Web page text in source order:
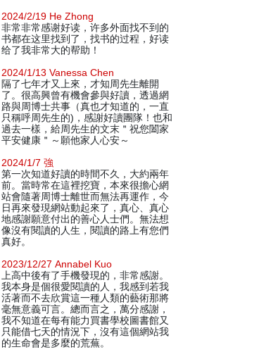
2024/2/19 He Zhong
非常非常感谢好读，许多外面找不到的
书都在这里找到了，找书的过程，好读
给了我非常大的帮助！
2024/1/13 Vanessa Chen
隔了七年才又上來，才知周先生離開
了。很高興曾有機會參與好讀，透過網
路與周博士共事（真也才知道的，一直
只稱呼周先生的)，感謝好讀團隊！也和
過去一樣，給周先生的文末＂祝您闔家
平安健康＂～願他家人心安～
2024/1/7 強
第一次知道好讀的時間不久，大約兩年
前。當時常在這裡挖寶，本來很擔心網
站會隨著周博士離世而無法再運作，今
日再來發現網站動起來了，真心、真心
地感謝願意付出的善心人士們。無法想
像沒有閱讀的人生，閱讀的路上有您們
真好。
2023/12/27 Annabel Kuo
上高中後有了手機發現的，非常感謝。
我本身是個很愛閱讀的人，我感到若我
活著而不去欣賞這一種人類的藝術那將
毫無意義可言。總而言之，萬分感謝，
我不知道在每有能力買書學校圖書館又
只能借七天的情況下，沒有這個網站我
的生命會是多麼的荒蕪。